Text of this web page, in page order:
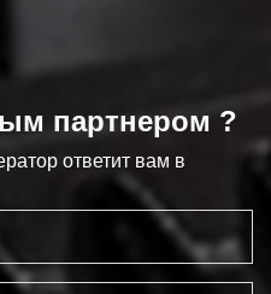
партнером ?
ответит вам в